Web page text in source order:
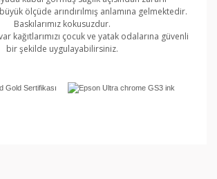
ölçüde arındırılmış anlamına gelmektedir.
Baskılarımız kokusuzdur.
kağıtlarımızı çocuk ve yatak odalarına güvenli
bir şekilde uygulayabilirsiniz.